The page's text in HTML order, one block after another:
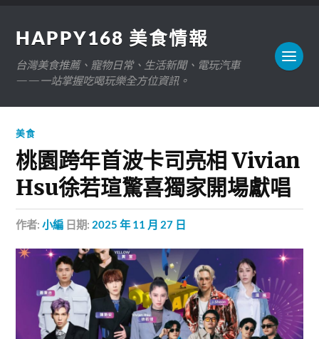
HAPPY168 美食情報
台灣美食推薦、寵物日常、生活新聞、電玩汽車
——一站掌握吃喝玩樂全方位資訊。
美食
️桃園跨年首波卡司亮相 Vivian
Hsu徐若瑄驚喜獨家開場獻唱
作者:小編 日期: 2025 年 11 月 27 日